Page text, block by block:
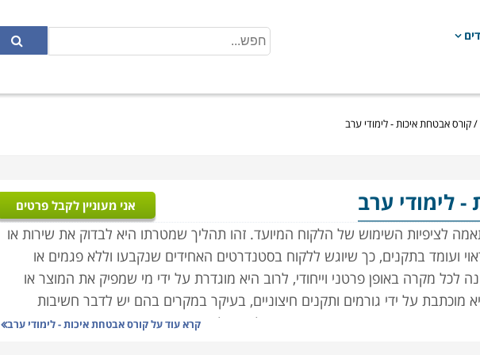
/קורס אבטחת איכות - לימודי ערב
- לימודי ערב אני מעוניין לקבל פרטים
לציפיות השימוש של הלקוח המיועד. זהו תהליך שמטרתו היא לבדוק את שירות או
ועומד בתקנים, כך שיוגש ללקוח בסטנדרטים האחידים שנקבעו וללא פגמים או
לכל מקרה באופן פרטני וייחודי, לרוב היא מוגדרת על ידי מי שמפיק את המוצר או
מוכתבת על ידי גורמים ותקנים חיצוניים, בעיקר במקרים בהם יש לדבר חשיבות
תשרוד כביסה ראשונה יפסיד כמה שקלים ואולי את מצב הרוח, אך מי שירכוש תרופה או
קרא עוד עלקורס אבטחת איכות - לימודי ערב